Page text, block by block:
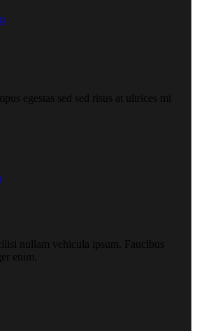
egestas sed sed risus at ultrices mi
nullam vehicula ipsum. Faucibus
enim.